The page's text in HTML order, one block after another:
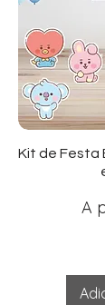
Kit de Festa
A